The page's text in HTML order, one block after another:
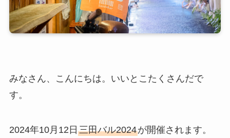
みなさん、こんにちは。いいとこたくさんだで
す。
2024年10月12日 三田バル2024が開催されます。